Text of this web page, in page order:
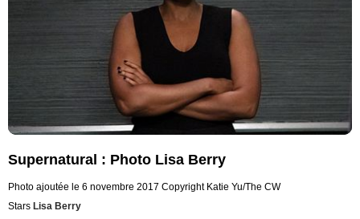
Supernatural : Photo Lisa Berry
Photo ajoutée le 6 novembre 2017 Copyright Katie Yu/The CW
Stars Lisa Berry